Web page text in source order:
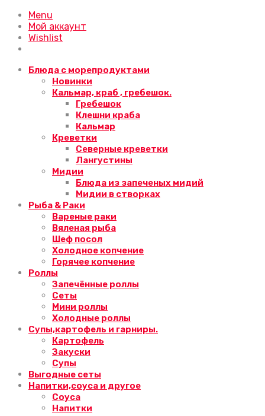
Menu
Мой аккаунт
Wishlist
Блюда с морепродуктами
Новинки
Кальмар, краб , гребешок.
Гребешок
Клешни краба
Кальмар
Креветки
Северные креветки
Лангустины
Мидии
Блюда из запеченых мидий
Мидии в створках
Рыба & Раки
Вареные раки
Вяленая рыба
Шеф посол
Холодное копчение
Горячее копчение
Роллы
Запечённые роллы
Сеты
Мини роллы
Холодные роллы
Супы,картофель и гарниры.
Картофель
Закуски
Супы
Выгодные сеты
Напитки,соуса и другое
Соуса
Напитки